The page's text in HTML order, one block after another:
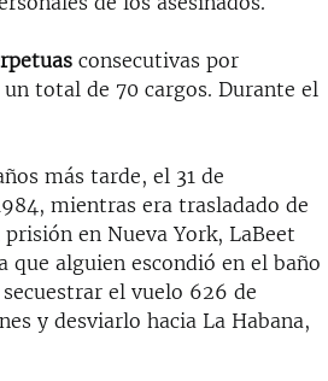
consecutivas por
total de 70 cargos. Durante el
más tarde, el 31 de
mientras era trasladado de
prisión en Nueva York, LaBeet
que alguien escondió en el baño
el vuelo 626 de
y desviarlo hacia La Habana,